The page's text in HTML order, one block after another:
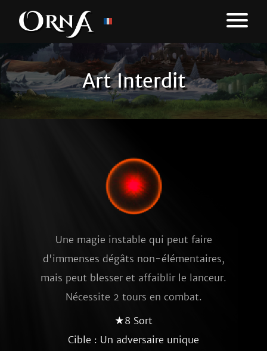
Art Interdit
Une magie instable qui peut faire
d'immenses dégâts non-élémentaires,
mais peut blesser et affaiblir le lanceur.
Nécessite 2 tours en combat.
★8 Sort
Cible : Un adversaire unique